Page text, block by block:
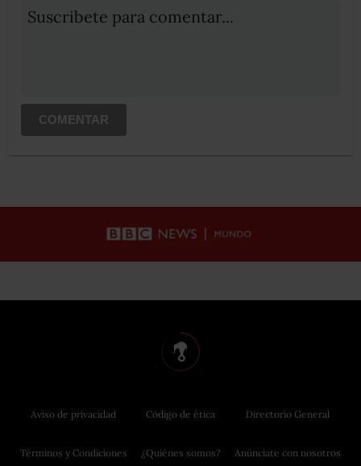
Suscribete para comentar...
COMENTAR
Aviso de privacidad
Términos y Condiciones
Código de ética
¿Quiénes somos?
Directorio General
Anúnciate con nosotros